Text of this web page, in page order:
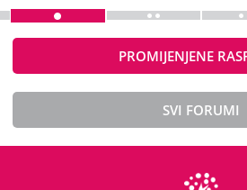
PROMIJENJENE
SVI FORUMI